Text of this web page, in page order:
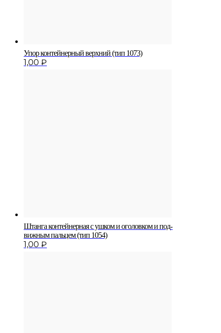
Упор контейнерный верхний (тип 1073)
1,00 ₽
Штанга контейнерная с ушком и оголовком и под­
вижным пальцем (тип 1054)
1,00 ₽